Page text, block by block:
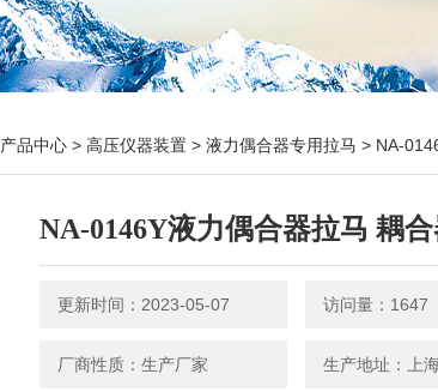
产品中心 > 高压仪器装置 > 液力偶合器专用拉马 > NA-0146Y液力
NA-0146Y液力偶合器拉马 耦
更新时间：2023-05-07 访问量：1647
厂商性质：生产厂家 生产地址：上